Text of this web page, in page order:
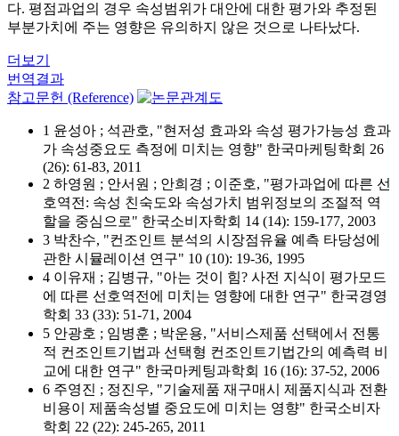
다. 평점과업의 경우 속성범위가 대안에 대한 평가와 추정된
부분가치에 주는 영향은 유의하지 않은 것으로 나타났다.
더보기
번역결과
참고문헌 (Reference)
1 윤성아 ; 석관호, "현저성 효과와 속성 평가가능성 효과
가 속성중요도 측정에 미치는 영향" 한국마케팅학회 26
(26): 61-83, 2011
2 하영원 ; 안서원 ; 안희경 ; 이준호, "평가과업에 따른 선
호역전: 속성 친숙도와 속성가치 범위정보의 조절적 역
할을 중심으로" 한국소비자학회 14 (14): 159-177, 2003
3 박찬수, "컨조인트 분석의 시장점유율 예측 타당성에
관한 시뮬레이션 연구" 10 (10): 19-36, 1995
4 이유재 ; 김병규, "아는 것이 힘? 사전 지식이 평가모드
에 따른 선호역전에 미치는 영향에 대한 연구" 한국경영
학회 33 (33): 51-71, 2004
5 안광호 ; 임병훈 ; 박운용, "서비스제품 선택에서 전통
적 컨조인트기법과 선택형 컨조인트기법간의 예측력 비
교에 대한 연구" 한국마케팅과학회 16 (16): 37-52, 2006
6 주영진 ; 정진우, "기술제품 재구매시 제품지식과 전환
비용이 제품속성별 중요도에 미치는 영향" 한국소비자
학회 22 (22): 245-265, 2011